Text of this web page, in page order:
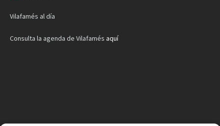
Vilafamés al día
Consulta la agenda de Vilafamés aquí